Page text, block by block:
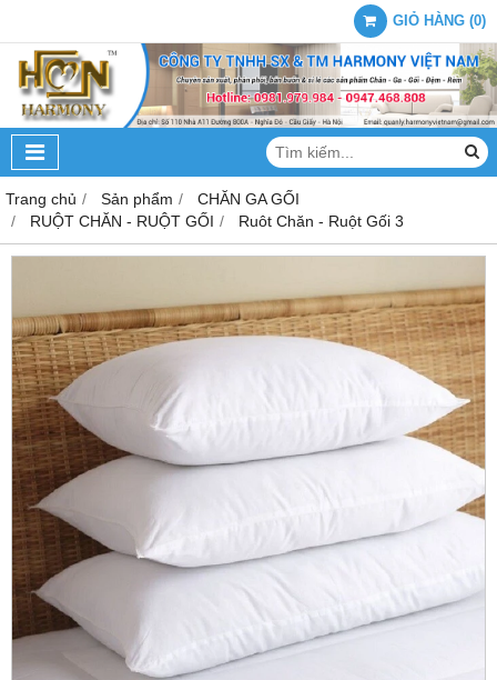
GIỎ HÀNG (0)
Trang chủ Sản phẩm
CHĂN GA GỐI
RUỘT CHĂN - RUỘT GỐI
Ruôt Chăn - Ruột Gối 3